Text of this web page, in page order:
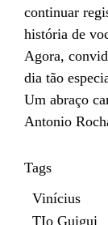
continuar
história de
Agora,
dia tão
Um abraço
Antonio
Tags
Vinícius
TIo Guigui